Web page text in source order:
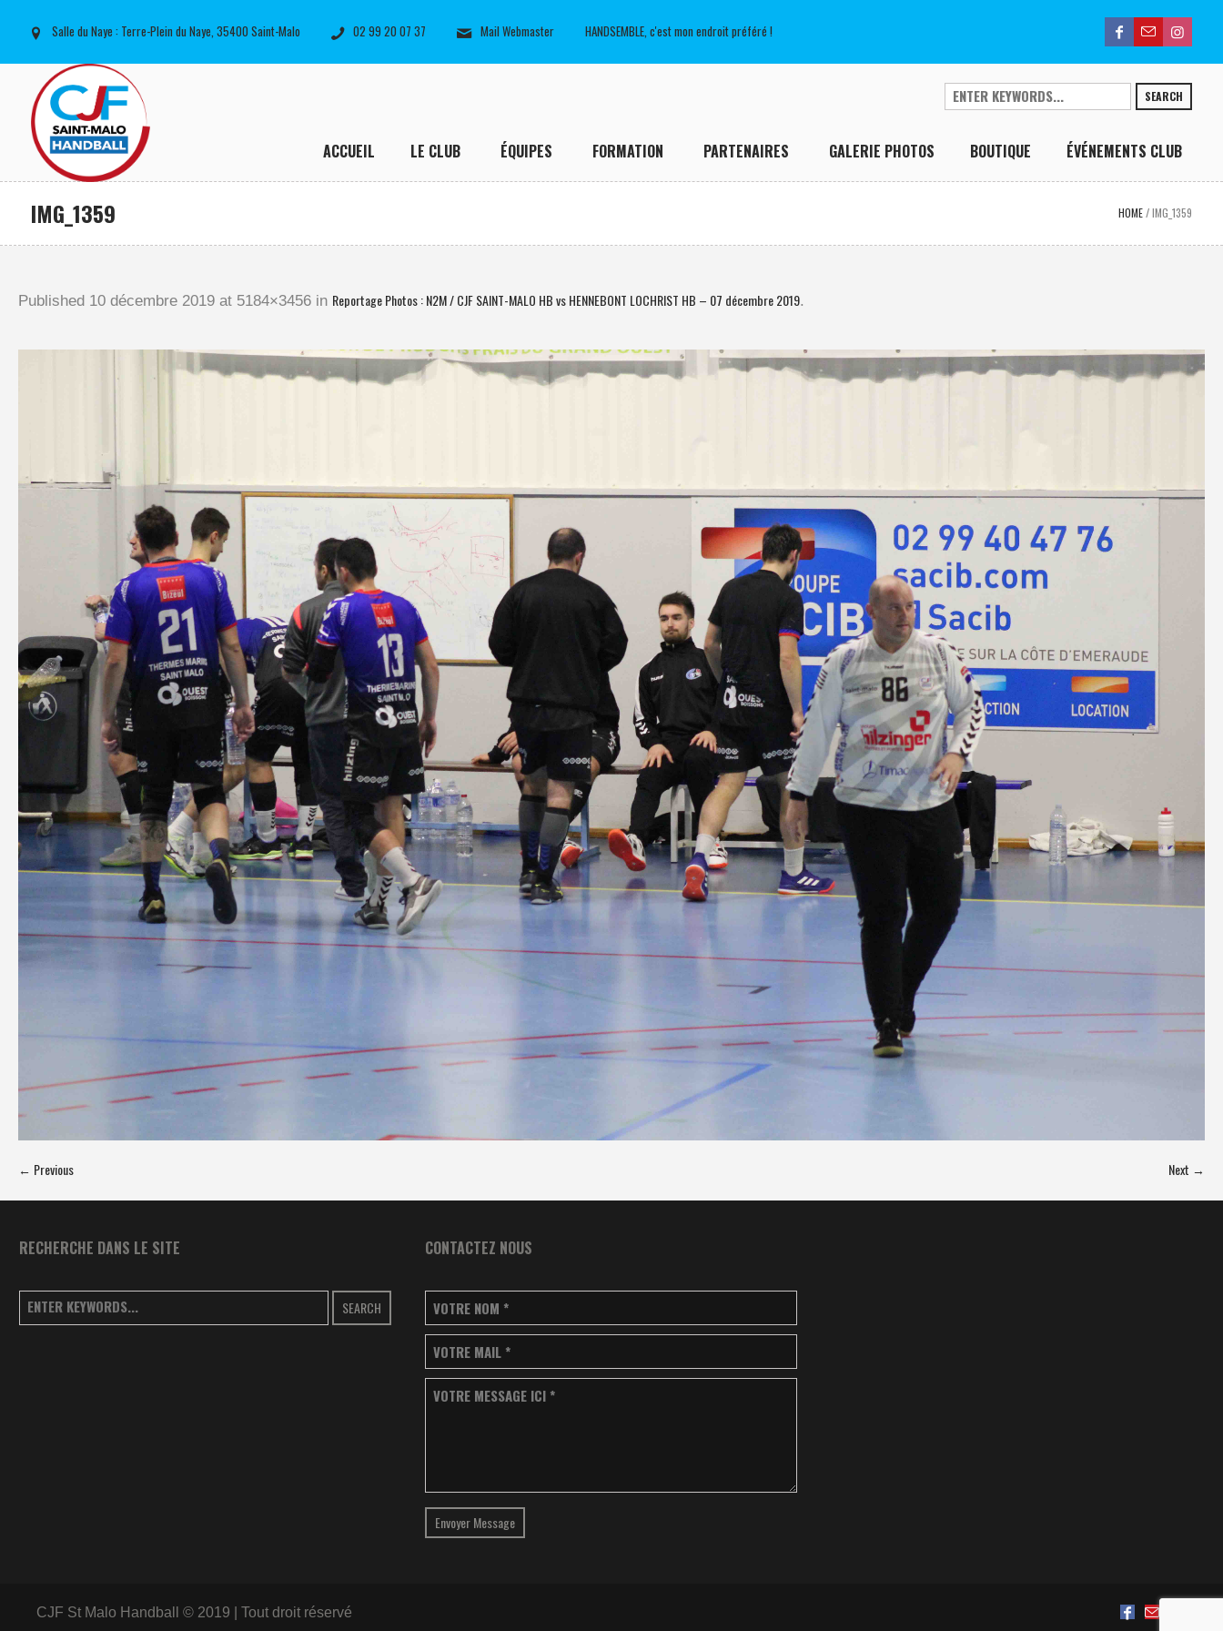
Salle du Naye : Terre-Plein du Naye, 35400 Saint-Malo 02 99 20 07 37 Mail Webmaster HANDSEMBLE, c'est mon endroit préféré !
SEARCH
ACCUEIL LE CLUB ÉQUIPES FORMATION PARTENAIRES GALERIE PHOTOS BOUTIQUE ÉVÉNEMENTS CLUB
IMG_1359 HOME /IMG_1359
Published 10 décembre 2019 at 5184×3456 in Reportage Photos : N2M / CJF SAINT-MALO HB vs HENNEBONT LOCHRIST HB – 07 décembre 2019.
← Previous Next →
RECHERCHE DANS LE SITE
SEARCH
CONTACTEZ NOUS
VOTRE NOM *
VOTRE MAIL *
VOTRE MESSAGE ICI *
Envoyer Message
CJF St Malo Handball © 2019 | Tout droit réservé